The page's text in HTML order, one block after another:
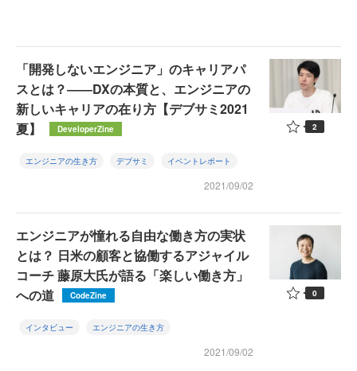
「開発しないエンジニア」のキャリアパ
スとは？――DXの本質と、エンジニアの
新しいキャリアの在り方【デブサミ2021
夏】
DeveloperZine
エンジニアの生き方 デブサミ イベントレポート
2021/09/02
2
エンジニアが憧れる自由な働き方の実状
とは？ 日米の顧客と協働するアジャイル
コーチ 藤原大氏が語る「楽しい働き方」
への道
CodeZine
インタビュー エンジニアの生き方
2021/09/02
0